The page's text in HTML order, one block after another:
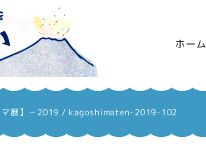
ホーム
展】－2019 / kagoshimaten-2019-102